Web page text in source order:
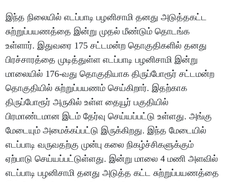
இந்த நிலையில் எடப்பாடி பழனிசாமி தனது அடுத்தகட்ட
சுற்றுப்பயணத்தை இன்று முதல் மீண்டும் தொடங்க
உள்ளார். இதுவரை 175 சட்டமன்ற தொகுதிகளில் தனது
பிரச்சாரத்தை முடித்துள்ள எடப்பாடி பழனிசாமி இன்று
மாலையில் 176-வது தொகுதியாக திருப்போரூர் சட்டமன்ற
தொகுதியில் சுற்றுப்பயணம் செய்கிறார். இதற்காக
திருப்போரூர் அருகில் உள்ள தையூர் பகுதியில்
பிரமாண்டமான இடம் தேர்வு செய்யப்பட்டு உள்ளது. அங்கு
மேடையும் அமைக்கப்பட்டு இருக்கிறது. இந்த மேடையில்
எடப்பாடி வருவதற்கு முன்பு கலை நிகழ்ச்சிகளுக்கும்
ஏற்பாடு செய்யப்பட்டுள்ளது. இன்று மாலை 4 மணி அளவில்
எடப்பாடி பழனிசாமி தனது அடுத்த கட்ட சுற்றுப்பயணத்தை